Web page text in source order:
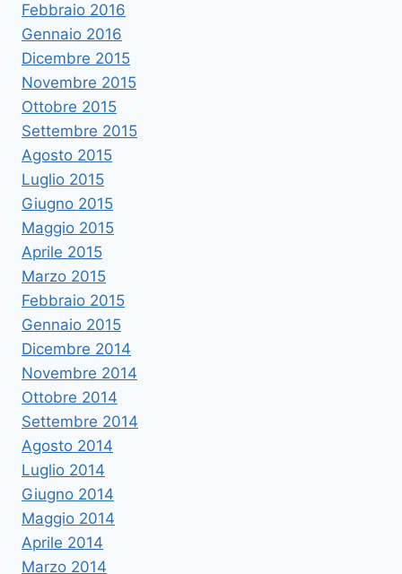
Febbraio 2016
Gennaio 2016
Dicembre 2015
Novembre 2015
Ottobre 2015
Settembre 2015
Agosto 2015
Luglio 2015
Giugno 2015
Maggio 2015
Aprile 2015
Marzo 2015
Febbraio 2015
Gennaio 2015
Dicembre 2014
Novembre 2014
Ottobre 2014
Settembre 2014
Agosto 2014
Luglio 2014
Giugno 2014
Maggio 2014
Aprile 2014
Marzo 2014